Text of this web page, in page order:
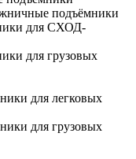
подъёмники
для СХОД-
для грузовых
для легковых
для грузовых